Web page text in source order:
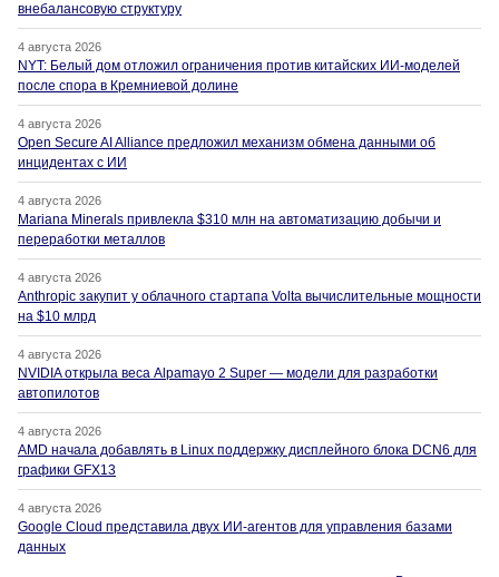
внебалансовую структуру
4 августа 2026
NYT: Белый дом отложил ограничения против китайских ИИ-моделей
после спора в Кремниевой долине
4 августа 2026
Open Secure AI Alliance предложил механизм обмена данными об
инцидентах с ИИ
4 августа 2026
Mariana Minerals привлекла $310 млн на автоматизацию добычи и
переработки металлов
4 августа 2026
Anthropic закупит у облачного стартапа Volta вычислительные мощности
на $10 млрд
4 августа 2026
NVIDIA открыла веса Alpamayo 2 Super — модели для разработки
автопилотов
4 августа 2026
AMD начала добавлять в Linux поддержку дисплейного блока DCN6 для
графики GFX13
4 августа 2026
Google Cloud представила двух ИИ-агентов для управления базами
данных